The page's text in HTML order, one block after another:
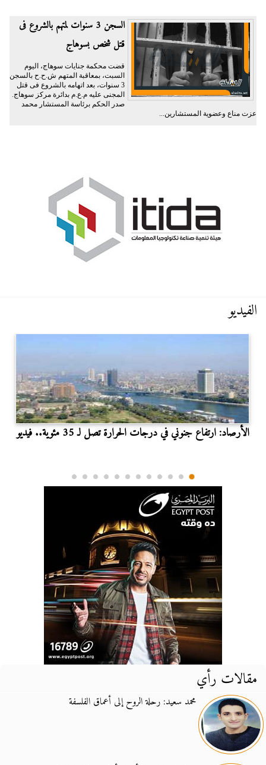
السجن 3 سنوات لمتهم بالشروع فى
قتل شخص بسوهاج
قضت محكمة جنايات سوهاج، اليوم
السبت، بمعاقبة المتهم ش.ح.ح بالسجن
3 سنوات، بعد اتهامه بالشروع فى قتل
المجنى عليه م.ع.م بدائرة مركز سوهاج.
صدر الحكم برئاسة المستشار محمد
عزت مناع وعضوية المستشارين...
الفيديو
الأرصاد: ارتفاع جنوني في درجات الحرارة تصل لـ 35 مئوية.. فيديو
مقالات رأي
محمد سعيد: رحلة الروح إلى أعماق الفلسفة